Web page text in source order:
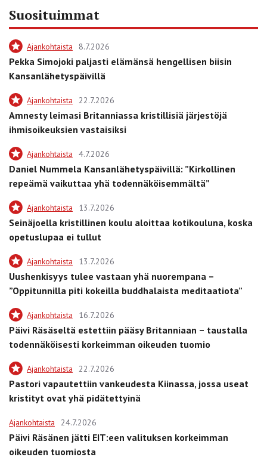
Suosituimmat
Ajankohtaista 8.7.2026
Pekka Simojoki paljasti elämänsä hengellisen biisin
Kansanlähetyspäivillä
Ajankohtaista 22.7.2026
Amnesty leimasi Britanniassa kristillisiä järjestöjä
ihmisoikeuksien vastaisiksi
Ajankohtaista 4.7.2026
Daniel Nummela Kansanlähetyspäivillä: ”Kirkollinen
repeämä vaikuttaa yhä todennäköisemmältä”
Ajankohtaista 13.7.2026
Seinäjoella kristillinen koulu aloittaa kotikouluna, koska
opetuslupaa ei tullut
Ajankohtaista 13.7.2026
Uushenkisyys tulee vastaan yhä nuorempana –
”Oppitunnilla piti kokeilla buddhalaista meditaatiota”
Ajankohtaista 16.7.2026
Päivi Räsäseltä estettiin pääsy Britanniaan – taustalla
todennäköisesti korkeimman oikeuden tuomio
Ajankohtaista 22.7.2026
Pastori vapautettiin vankeudesta Kiinassa, jossa useat
kristityt ovat yhä pidätettyinä
Ajankohtaista 24.7.2026
Päivi Räsänen jätti EIT:een valituksen korkeimman
oikeuden tuomiosta